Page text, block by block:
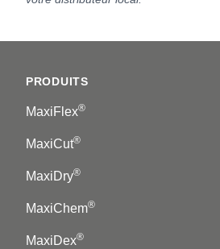
PRODUITS
MaxiFlex®
MaxiCut®
MaxiDry®
MaxiChem®
MaxiDex®